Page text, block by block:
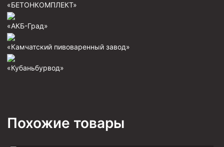
«БЕТОНКОМПЛЕКТ»
«АКБ-Град»
«Камчатский пивоваренный завод»
«Кубаньбурвод»
Похожие товары